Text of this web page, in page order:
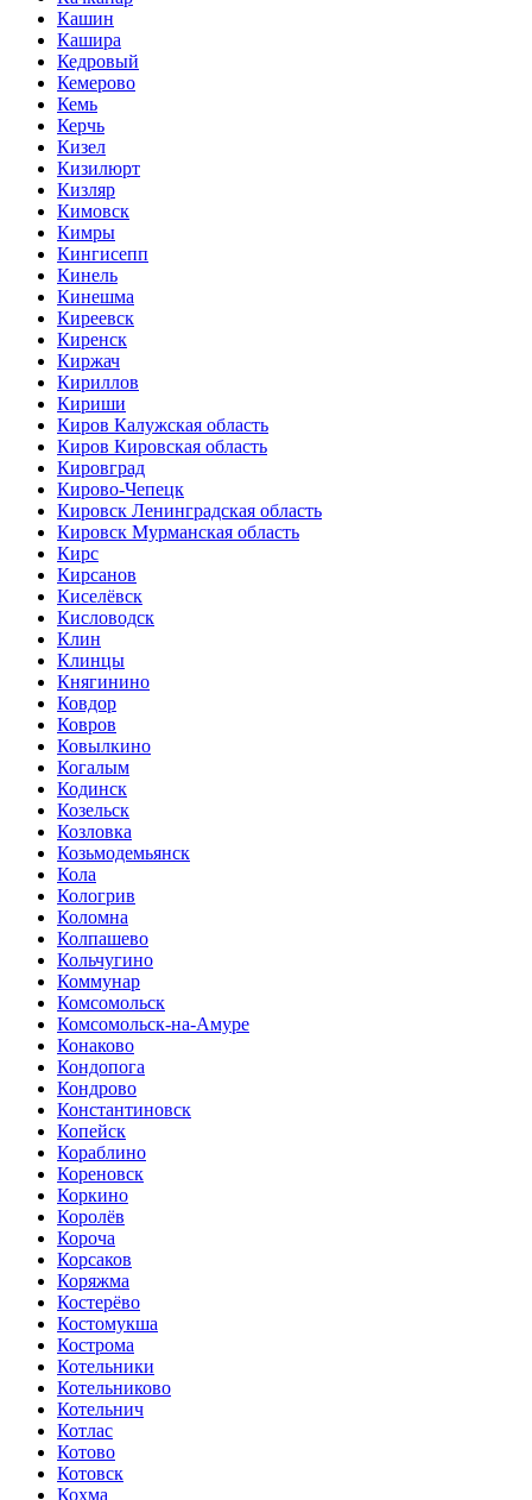
Кашин
Кашира
Кедровый
Кемерово
Кемь
Керчь
Кизел
Кизилюрт
Кизляр
Кимовск
Кимры
Кингисепп
Кинель
Кинешма
Киреевск
Киренск
Киржач
Кириллов
Кириши
Киров Калужская область
Киров Кировская область
Кировград
Кирово-Чепецк
Кировск Ленинградская область
Кировск Мурманская область
Кирс
Кирсанов
Киселёвск
Кисловодск
Клин
Клинцы
Княгинино
Ковдор
Ковров
Ковылкино
Когалым
Кодинск
Козельск
Козловка
Козьмодемьянск
Кола
Кологрив
Коломна
Колпашево
Кольчугино
Коммунар
Комсомольск
Комсомольск-на-Амуре
Конаково
Кондопога
Кондрово
Константиновск
Копейск
Кораблино
Кореновск
Коркино
Королёв
Короча
Корсаков
Коряжма
Костерёво
Костомукша
Кострома
Котельники
Котельниково
Котельнич
Котлас
Котово
Котовск
Кохма